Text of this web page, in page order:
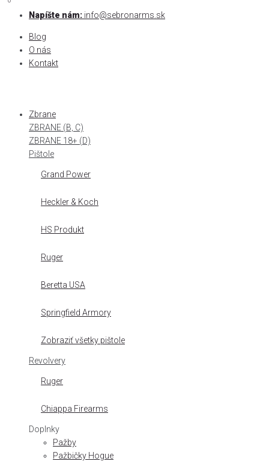
Skip
content
Napíšte nám: info@sebronarms.sk
Blog
O nás
Kontakt
Zbrane
ZBRANE (B, C)
ZBRANE 18+ (D)
Pištole
Grand Power
Heckler & Koch
HS Produkt
Ruger
Beretta USA
Springfield Armory
Zobraziť všetky pištole
Revolvery
Ruger
Chiappa Firearms
Doplnky
Pažby
Pažbičky Hogue